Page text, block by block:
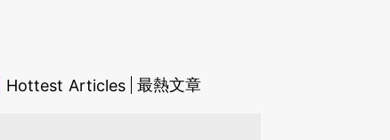
Hottest Articles 最熱文章